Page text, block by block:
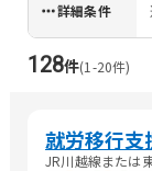
詳細条件
128件(1 -20件)
就労移行支
JR川越線または